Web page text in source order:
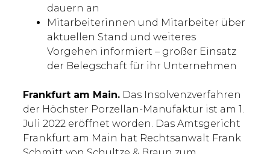
dauern an
Mitarbeiterinnen und Mitarbeiter über
aktuellen Stand und weiteres
Vorgehen informiert – großer Einsatz
der Belegschaft für ihr Unternehmen
Frankfurt am Main. Das Insolvenzverfahren
der Höchster Porzellan-Manufaktur ist am 1.
Juli 2022 eröffnet worden. Das Amtsgericht
Frankfurt am Main hat Rechtsanwalt Frank